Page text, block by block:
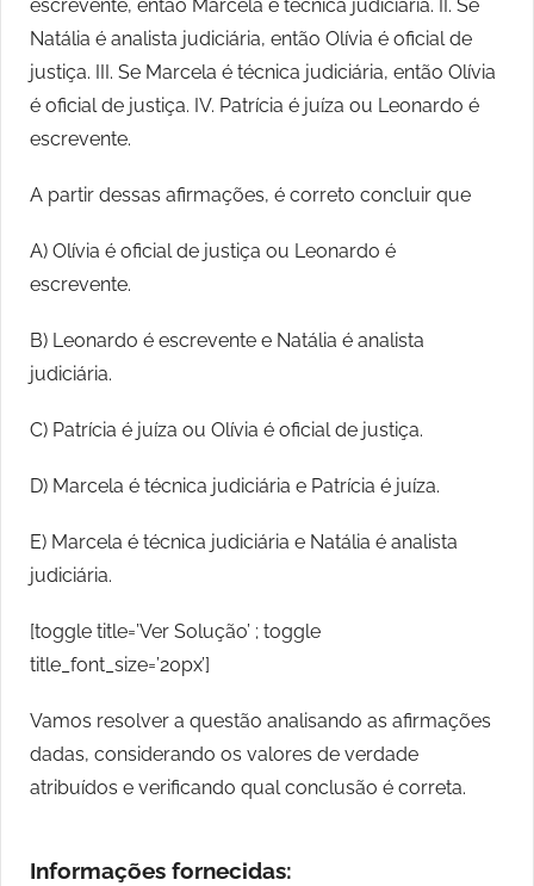
escrevente, então Marcela é técnica judiciária. II. Se
Natália é analista judiciária, então Olívia é oficial de
justiça. III. Se Marcela é técnica judiciária, então Olívia
é oficial de justiça. IV. Patrícia é juíza ou Leonardo é
escrevente.
A partir dessas afirmações, é correto concluir que
A) Olívia é oficial de justiça ou Leonardo é
escrevente.
B) Leonardo é escrevente e Natália é analista
judiciária.
C) Patrícia é juíza ou Olívia é oficial de justiça.
D) Marcela é técnica judiciária e Patrícia é juíza.
E) Marcela é técnica judiciária e Natália é analista
judiciária.
[toggle title=’Ver Solução’ ; toggle
title_font_size=’20px’]
Vamos resolver a questão analisando as afirmações
dadas, considerando os valores de verdade
atribuídos e verificando qual conclusão é correta.
Informações fornecidas: